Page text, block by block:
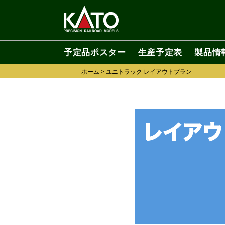
予定品ポスター 生産予定表 製品情
ホーム > ユニトラック レイアウトプラン